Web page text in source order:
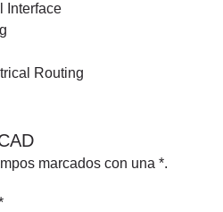
Interface
Routing
marcados con una *.